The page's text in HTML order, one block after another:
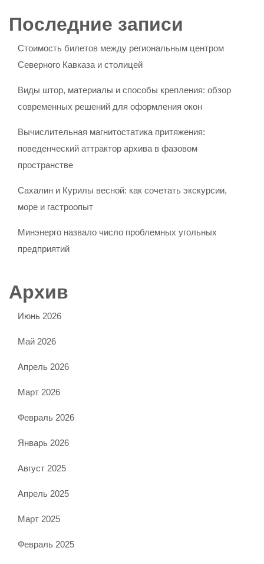
Последние записи
Стоимость билетов между региональным центром
Северного Кавказа и столицей
Виды штор, материалы и способы крепления: обзор
современных решений для оформления окон
Вычислительная магнитостатика притяжения:
поведенческий аттрактор архива в фазовом
пространстве
Сахалин и Курилы весной: как сочетать экскурсии,
море и гастроопыт
Минэнерго назвало число проблемных угольных
предприятий
Архив
Июнь 2026
Май 2026
Апрель 2026
Март 2026
Февраль 2026
Январь 2026
Август 2025
Апрель 2025
Март 2025
Февраль 2025